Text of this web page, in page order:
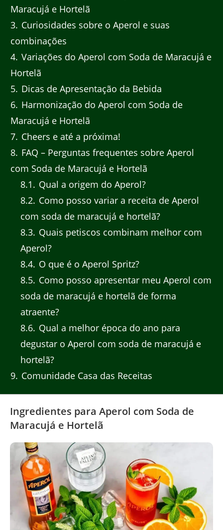
Maracujá e Hortelã
3 Curiosidades sobre o Aperol e suas
combinações
4 Variações do Aperol com Soda de Maracujá e
Hortelã
5 Dicas de Apresentação da Bebida
6 Harmonização do Aperol com Soda de
Maracujá e Hortelã
7 Cheers e até a próxima!
8 FAQ – Perguntas frequentes sobre Aperol
com Soda de Maracujá e Hortelã
8.1
Qual a origem do Aperol?
8.2 Como posso variar a receita de Aperol
com soda de maracujá e hortelã?
8.3 Quais petiscos combinam melhor com
Aperol?
8.4 O que é o Aperol Spritz?
8.5 Como posso apresentar meu Aperol com
soda de maracujá e hortelã de forma
atraente?
8.6 Qual a melhor época do ano para
degustar o Aperol com soda de maracujá e
hortelã?
9 Comunidade Casa das Receitas
Ingredientes para Aperol com Soda de
Maracujá e Hortelã